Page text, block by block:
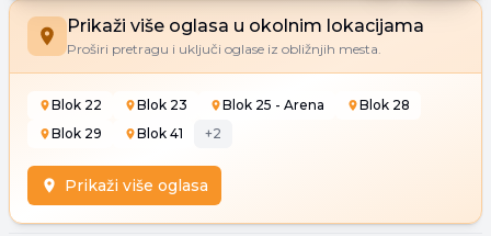
Prikaži više oglasa u okolnim lokacijama
Proširi pretragu i uključi oglase iz obližnjih mesta.
Blok 22 Blok 23 Blok 25 - Arena
Blok 28
Blok 29
Blok 41 +2
Prikaži više oglasa